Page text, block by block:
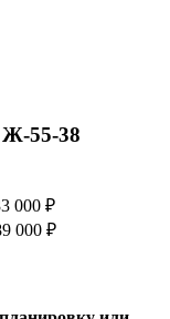
Ж-55-38
000 ₽
000 ₽